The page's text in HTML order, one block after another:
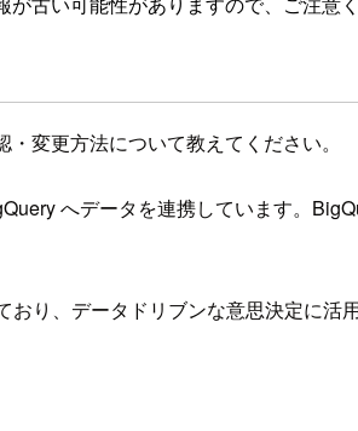
変更方法について教えてください。
へデータを連携しています。
り、データドリブンな意思決定に